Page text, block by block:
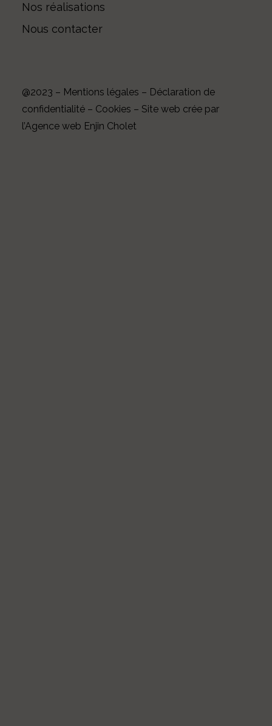
Nos réalisations
Nous contacter
@2023 – Mentions légales – Déclaration de
confidentialité – Cookies – Site web crée par
l’Agence web Enjin Cholet